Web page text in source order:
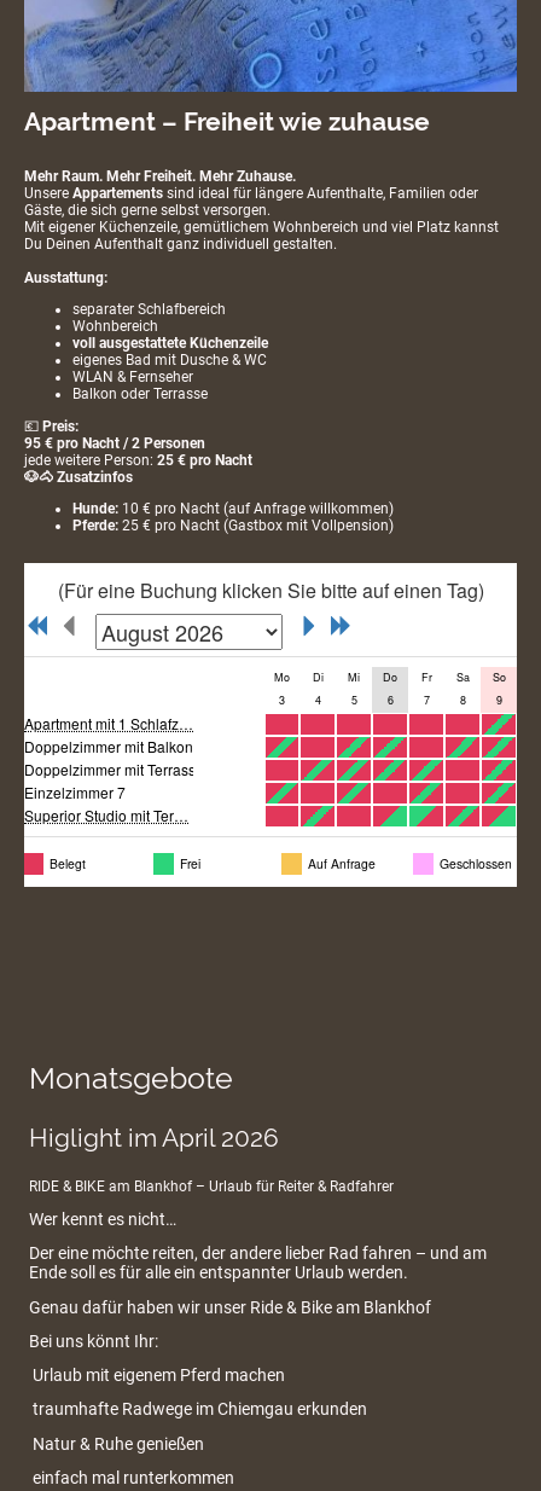
Apartment – Freiheit wie zuhause
Mehr Raum. Mehr Freiheit. Mehr Zuhause.
Unsere Appartements sind ideal für längere Aufenthalte, Familien oder
Gäste, die sich gerne selbst versorgen.
Mit eigener Küchenzeile, gemütlichem Wohnbereich und viel Platz kannst
Du Deinen Aufenthalt ganz individuell gestalten.
Ausstattung:
separater Schlafbereich
Wohnbereich
voll ausgestattete Küchenzeile
eigenes Bad mit Dusche & WC
WLAN & Fernseher
Balkon oder Terrasse
💶 Preis:
95 € pro Nacht / 2 Personen
jede weitere Person: 25 € pro Nacht
🐶🐴 Zusatzinfos
Hunde: 10 € pro Nacht (auf Anfrage willkommen)
Pferde: 25 € pro Nacht (Gastbox mit Vollpension)
Monatsgebote
Higlight im April 2026
RIDE & BIKE am Blankhof – Urlaub für Reiter & Radfahrer
Wer kennt es nicht…
Der eine möchte reiten, der andere lieber Rad fahren – und am
Ende soll es für alle ein entspannter Urlaub werden.
Genau dafür haben wir unser Ride & Bike am Blankhof
Bei uns könnt Ihr:
Urlaub mit eigenem Pferd machen
traumhafte Radwege im Chiemgau erkunden
Natur & Ruhe genießen
einfach mal runterkommen